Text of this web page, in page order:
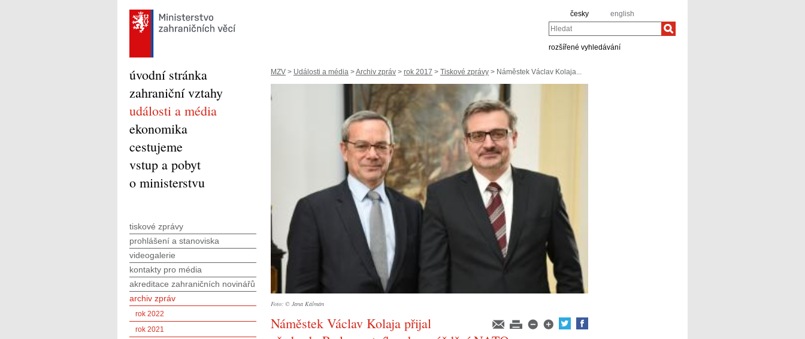
česky english
Hledat
rozšířené vyhledávání
MZV > Události a média >Archiv zpráv > rok 2017 > Tiskové zprávy > Náměstek Václav Kolaja...
Foto: © Jana Kálmán
Náměstek Václav Kolaja přijal
úvodní stránka
zahraniční vztahy
události a média
ekonomika
cestujeme
vstup a pobyt
o ministerstvu
tiskové zprávy
prohlášení a stanoviska
videogalerie
kontakty pro média
akreditace zahraničních novinářů
archiv zpráv
rok 2022
rok 2021